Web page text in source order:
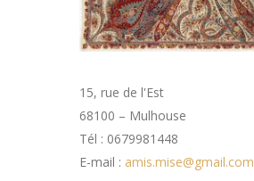
15, rue de l'Est
68100 – Mulhouse
Tél : 0679981448
E-mail : amis.mise@gmail.com